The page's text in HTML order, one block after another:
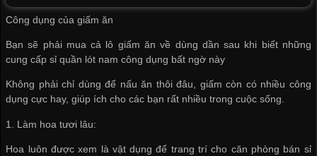
Công dụng của giấm ăn
Bạn sẽ phải mua cả lô giấm ăn về dùng dần sau khi biết những
cung cấp sỉ quần lót nam công dụng bất ngờ này
Không phải chỉ dùng để nấu ăn thôi đâu, giấm còn có nhiều công
dụng cực hay, giúp ích cho các bạn rất nhiều trong cuộc sống.
1. Làm hoa tươi lâu:
Hoa luôn được xem là vật dụng để trang trí cho căn phòng bán sỉ